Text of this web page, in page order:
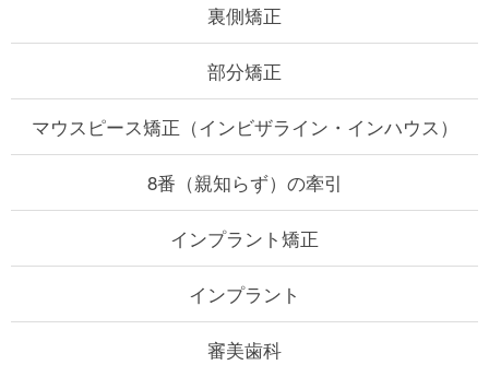
裏側矯正
部分矯正
マウスピース矯正（インビザライン・インハウス）
8番（親知らず）の牽引
インプラント矯正
インプラント
審美歯科